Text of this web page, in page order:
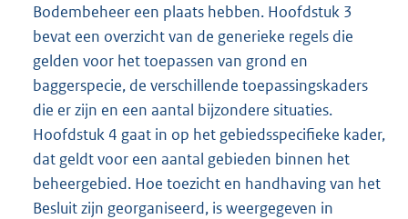
Bodembeheer een plaats hebben. Hoofdstuk 3
bevat een overzicht van de generieke regels die
gelden voor het toepassen van grond en
baggerspecie, de verschillende toepassingskaders
die er zijn en een aantal bijzondere situaties.
Hoofdstuk 4 gaat in op het gebiedsspecifieke kader,
dat geldt voor een aantal gebieden binnen het
beheergebied. Hoe toezicht en handhaving van het
Besluit zijn georganiseerd, is weergegeven in